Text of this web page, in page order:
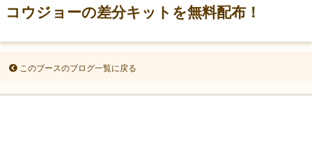
コウジョーの差分キットを無料配布！
このブースのブログ一覧に戻る